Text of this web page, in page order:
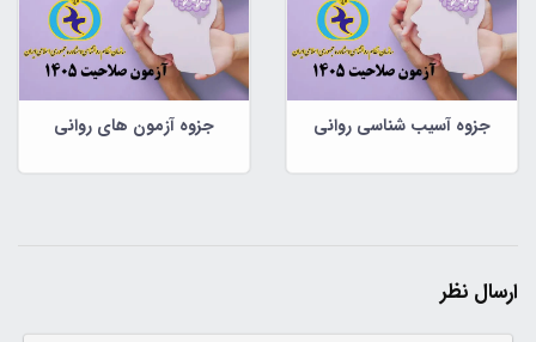
جزوه آسیب شناسی روانی جزوه آزمون های روانی
ارسال نظر